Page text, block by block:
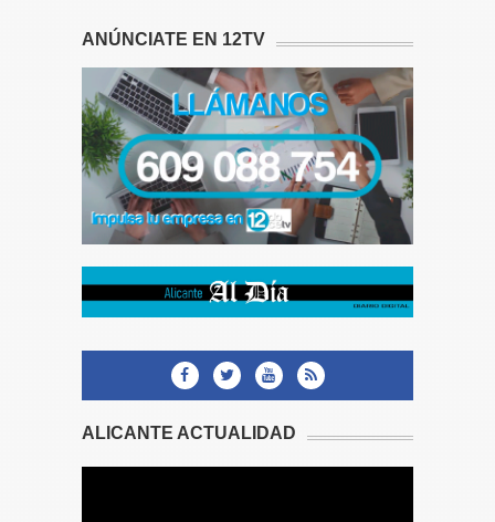
ANÚNCIATE EN 12TV
ALICANTE ACTUALIDAD